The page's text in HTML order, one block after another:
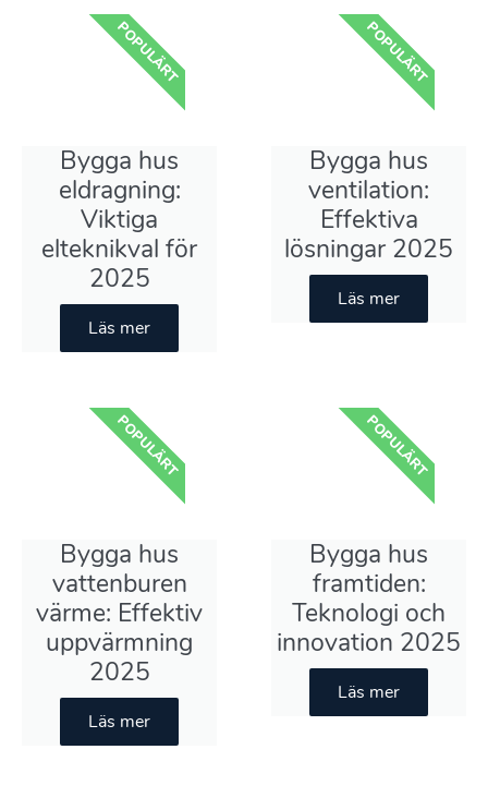
Bygga hus
eldragning:
Viktiga
elteknikval för
2025
Läs mer
POPULÄRT
Bygga hus
ventilation:
Effektiva
lösningar 2025
Läs mer
POPULÄRT
Bygga hus
vattenburen
värme: Effektiv
uppvärmning
2025
Läs mer
POPULÄRT
Bygga hus
framtiden:
Teknologi och
innovation 2025
Läs mer
POPULÄRT